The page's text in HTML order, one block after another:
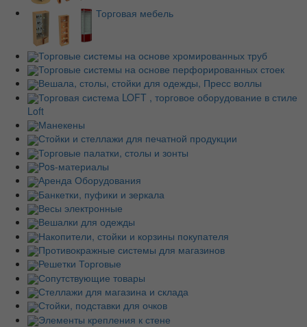
Торговая мебель
Торговые системы на основе хромированных труб
Торговые системы на основе перфорированных стоек
Вешала, столы, стойки для одежды, Пресс воллы
Торговая система LOFT , торговое оборудование в стиле
Loft
Манекены
Стойки и стеллажи для печатной продукции
Торговые палатки, столы и зонты
Pos-материалы
Аренда Оборудования
Банкетки, пуфики и зеркала
Весы электронные
Вешалки для одежды
Накопители, стойки и корзины покупателя
Противокражные системы для магазинов
Решетки Торговые
Сопутствующие товары
Стеллажи для магазина и склада
Стойки, подставки для очков
Элементы крепления к стене